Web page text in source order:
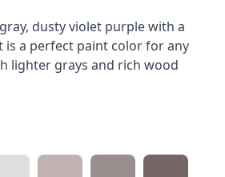
dusty violet purple with a
is a perfect paint color for any
lighter grays and rich wood